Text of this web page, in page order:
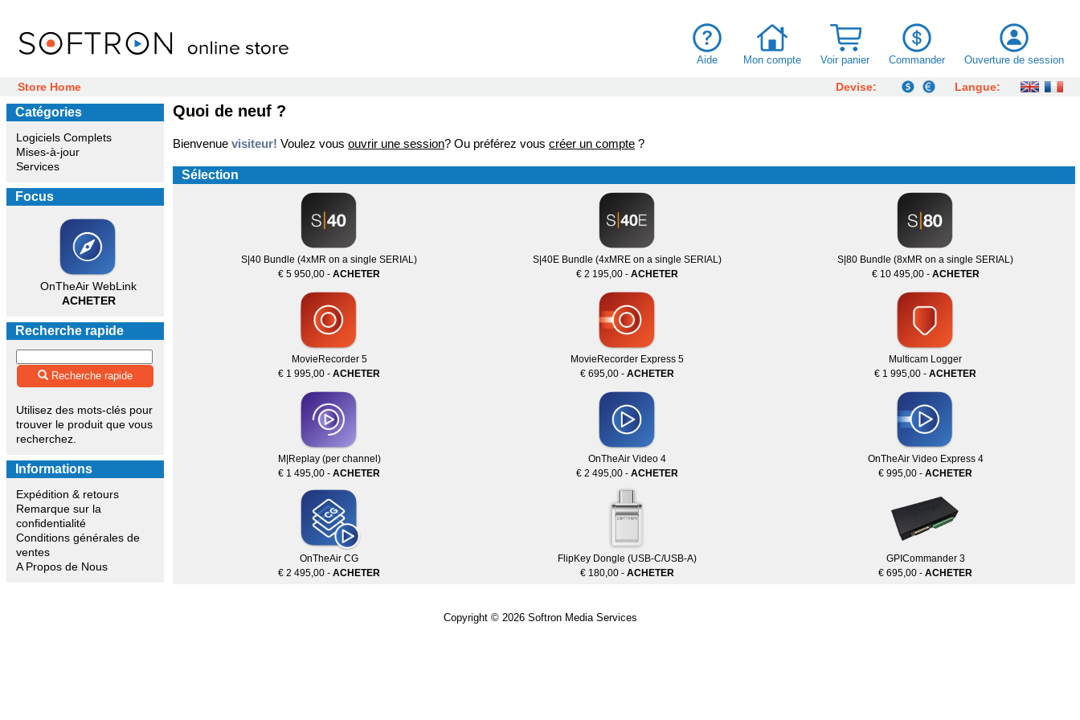
Aide Mon compte Voir panier Commander Ouverture de session
Devise: Langue:
Store Home
Catégories
Logiciels Complets
Mises-à-jour
Services
Focus
OnTheAir WebLink
ACHETER
Recherche rapide
Recherche rapide
Utilisez des mots-clés pour
trouver le produit que vous
recherchez.
Informations
Expédition & retours
Remarque sur la
confidentialité
Conditions générales de
ventes
A Propos de Nous
Quoi de neuf ?
Bienvenue visiteur! Voulez vous ouvrir une session? Ou préférez vous créer un compte ?
Sélection
S|40 Bundle (4xMR on a single SERIAL)
€ 5 950,00 - ACHETER
S|40E Bundle (4xMRE on a single SERIAL)
€ 2 195,00 - ACHETER
S|80 Bundle (8xMR on a single SERIAL)
€ 10 495,00 - ACHETER
MovieRecorder 5
€ 1 995,00 - ACHETER
MovieRecorder Express 5
€ 695,00 - ACHETER
Multicam Logger
€ 1 995,00 - ACHETER
M|Replay (per channel)
€ 1 495,00 - ACHETER
OnTheAir Video 4
€ 2 495,00 - ACHETER
OnTheAir Video Express 4
€ 995,00 - ACHETER
OnTheAir CG
€ 2 495,00 - ACHETER
FlipKey Dongle (USB-C/USB-A)
€ 180,00 - ACHETER
GPICommander 3
€ 695,00 - ACHETER
Copyright © 2026 Softron Media Services